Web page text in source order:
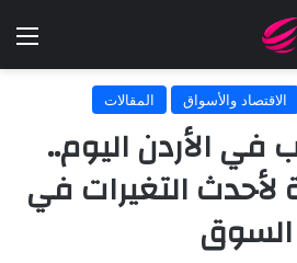
الاقتصاد والأسواق المقالات
في الأردن اليوم..
لأحدث التغيرات في
السوق